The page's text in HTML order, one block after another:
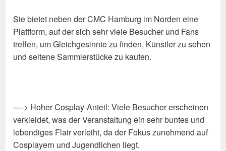
Sie bietet neben der CMC Hamburg im Norden eine
Plattform, auf der sich sehr viele Besucher und Fans
treffen, um Gleichgesinnte zu finden, Künstler zu sehen
und seltene Sammlerstücke zu kaufen.
—-> Hoher Cosplay-Anteil: Viele Besucher erscheinen
verkleidet, was der Veranstaltung ein sehr buntes und
lebendiges Flair verleiht, da der Fokus zunehmend auf
Cosplayern und Jugendlichen liegt.